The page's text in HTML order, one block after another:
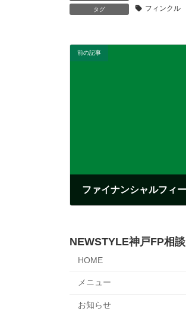
タグ フィンクル
前の記事
NEWSTYLE神戸FP相談
HOME
メニュー
お知らせ